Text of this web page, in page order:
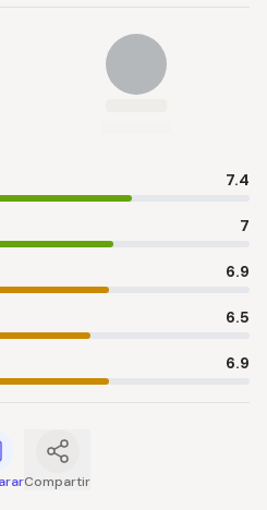
7.4
7
6.9
6.5
6.9
Compartir